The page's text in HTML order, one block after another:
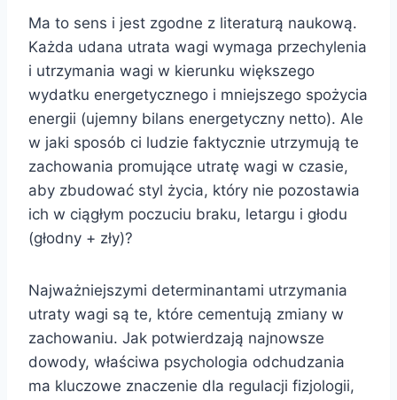
Ma to sens i jest zgodne z literaturą naukową.
Każda udana utrata wagi wymaga przechylenia
i utrzymania wagi w kierunku większego
wydatku energetycznego i mniejszego spożycia
energii (ujemny bilans energetyczny netto). Ale
w jaki sposób ci ludzie faktycznie utrzymują te
zachowania promujące utratę wagi w czasie,
aby zbudować styl życia, który nie pozostawia
ich w ciągłym poczuciu braku, letargu i głodu
(głodny + zły)?
Najważniejszymi determinantami utrzymania
utraty wagi są te, które cementują zmiany w
zachowaniu. Jak potwierdzają najnowsze
dowody, właściwa psychologia odchudzania
ma kluczowe znaczenie dla regulacji fizjologii,